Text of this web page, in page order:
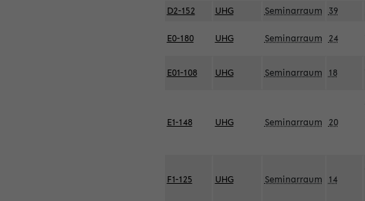
D2-152 UHG Seminarraum 39
E0-180 UHG Seminarraum 24
E01-108 UHG Seminarraum 18
E1-148 UHG Seminarraum 20
F1-125 UHG Seminarraum 14